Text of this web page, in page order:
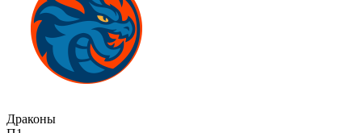
Драконы